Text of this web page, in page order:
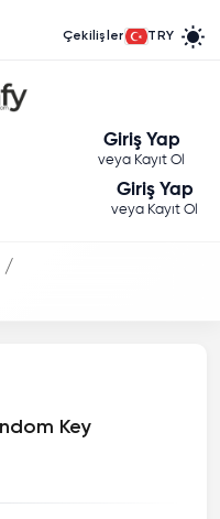
Çekilişler TRY
Giriş Yap
veya Kayıt Ol
Giriş Yap
veya Kayıt Ol
Key